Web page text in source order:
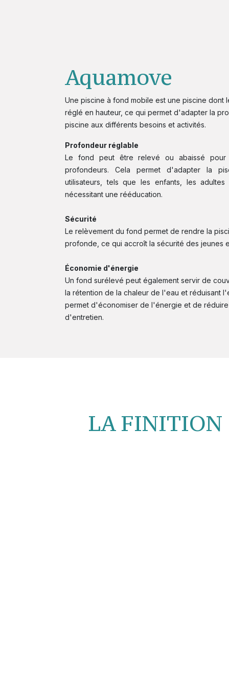
Aquamove​
Une piscine à fond mobile est une piscine dont
réglé en hauteur, ce qui permet d'adapter la
piscine aux différents besoins et activités.
Profondeur réglable
Le fond peut être relevé ou abaissé pour
profondeurs. Cela permet d'adapter la
utilisateurs, tels que les enfants, les
nécessitant une rééducation.
Sécurité
Le relèvement du fond permet de rendre la
profonde, ce qui accroît la sécurité des jeunes
Économie d'énergie
Un fond surélevé peut également servir de
la rétention de la chaleur de l'eau et réduisant
permet d'économiser de l'énergie et de
d'entretien.
LA FINITION